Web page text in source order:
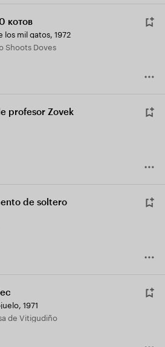
котов
los mil gatos, 1972
Shoots Doves
profesor Zovek
de soltero
, 1971
de Vitigudiño